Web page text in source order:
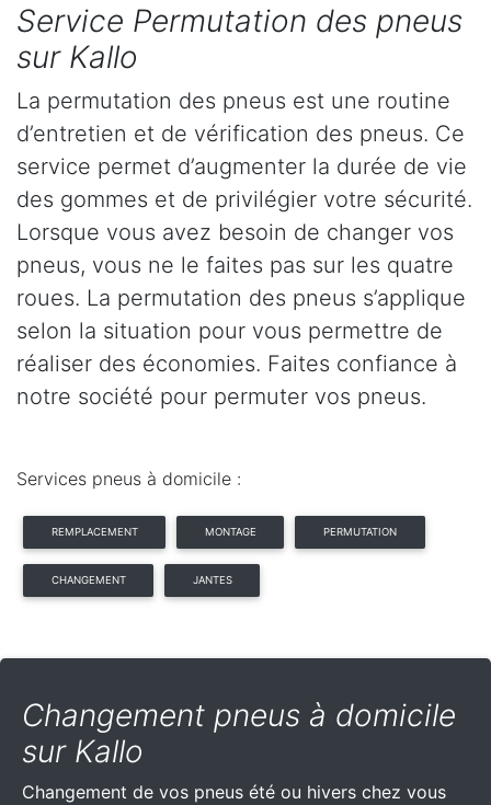
Service Permutation des pneus
sur Kallo
La permutation des pneus est une routine
d’entretien et de vérification des pneus. Ce
service permet d’augmenter la durée de vie
des gommes et de privilégier votre sécurité.
Lorsque vous avez besoin de changer vos
pneus, vous ne le faites pas sur les quatre
roues. La permutation des pneus s’applique
selon la situation pour vous permettre de
réaliser des économies. Faites confiance à
notre société pour permuter vos pneus.
Services pneus à domicile :
REMPLACEMENT MONTAGE PERMUTATION
CHANGEMENT JANTES
Changement pneus à domicile
sur Kallo
Changement de vos pneus été ou hivers chez vous